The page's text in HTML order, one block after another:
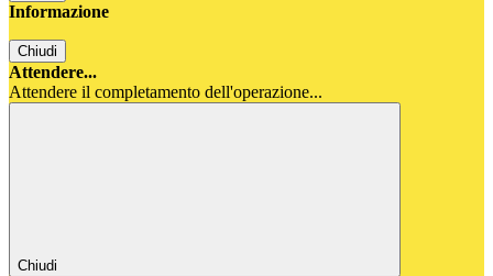
Informazione
Chiudi
Attendere...
Attendere il completamento dell'operazione...
Chiudi